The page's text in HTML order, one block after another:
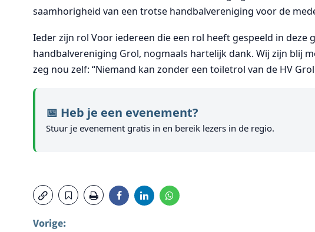
saamhorigheid van een trotse handbalvereniging voor de
Ieder zijn rol Voor iedereen die een rol heeft gespeeld in deze
handbalvereniging Grol, nogmaals hartelijk dank. Wij zijn blij
zeg nou zelf: “Niemand kan zonder een toiletrol van de HV
📅 Heb je een evenement?
Stuur je evenement gratis in en bereik lezers in de regio.
Vorige: